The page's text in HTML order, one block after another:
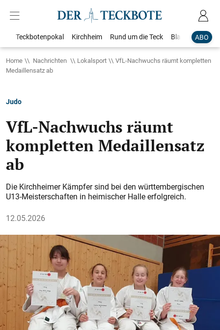
ABO
Teckbotenpokal Kirchheim Rund um die Teck Blaulicht
Home Nachrichten Lokalsport
VfL-Nachwuchs räumt kompletten
Medaillensatz ab
Judo
VfL-Nachwuchs räumt
kompletten Medaillensatz
ab
Die Kirchheimer Kämpfer sind bei den württembergischen
U13-Meisterschaften in heimischer Halle erfolgreich.
12.05.2026